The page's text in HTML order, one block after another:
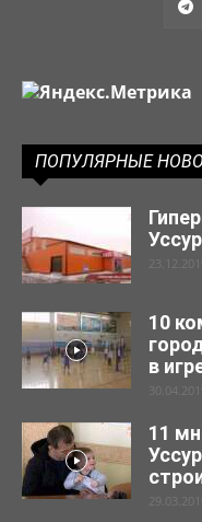
ПОПУЛЯРНЫЕ
23.12.2019
10
в
30.04.2019
11
29.03.2019